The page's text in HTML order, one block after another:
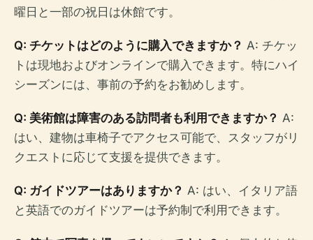
曜日と一部の祝日は休館です。
Q: チケットはどのように購入できますか？ A: チケッ
トは現地およびオンラインで購入できます。特にハイ
シーズンには、事前の予約をお勧めします。
Q: 美術館は障害のある訪問者も利用できますか？ A:
はい、建物は車椅子でアクセス可能で、スタッフがリ
クエストに応じて支援を提供できます。
Q: ガイドツアーはありますか？ A: はい、イタリア語
と英語でのガイドツアーは予約制で利用できます。